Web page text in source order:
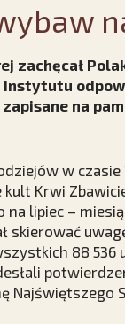
zachęcał
na
w czasie
Krwi
lipiec –
skierować
88 536
Najświętszego